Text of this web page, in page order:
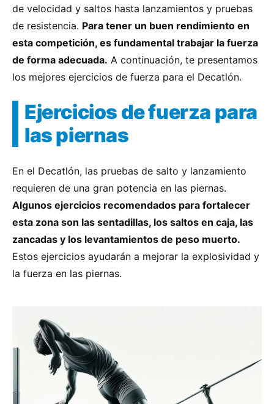
de velocidad y saltos hasta lanzamientos y pruebas
de resistencia. Para tener un buen rendimiento en
esta competición, es fundamental trabajar la fuerza
de forma adecuada. A continuación, te presentamos
los mejores ejercicios de fuerza para el Decatlón.
Ejercicios de fuerza para
las piernas
En el Decatlón, las pruebas de salto y lanzamiento
requieren de una gran potencia en las piernas.
Algunos ejercicios recomendados para fortalecer
esta zona son las sentadillas, los saltos en caja, las
zancadas y los levantamientos de peso muerto.
Estos ejercicios ayudarán a mejorar la explosividad y
la fuerza en las piernas.